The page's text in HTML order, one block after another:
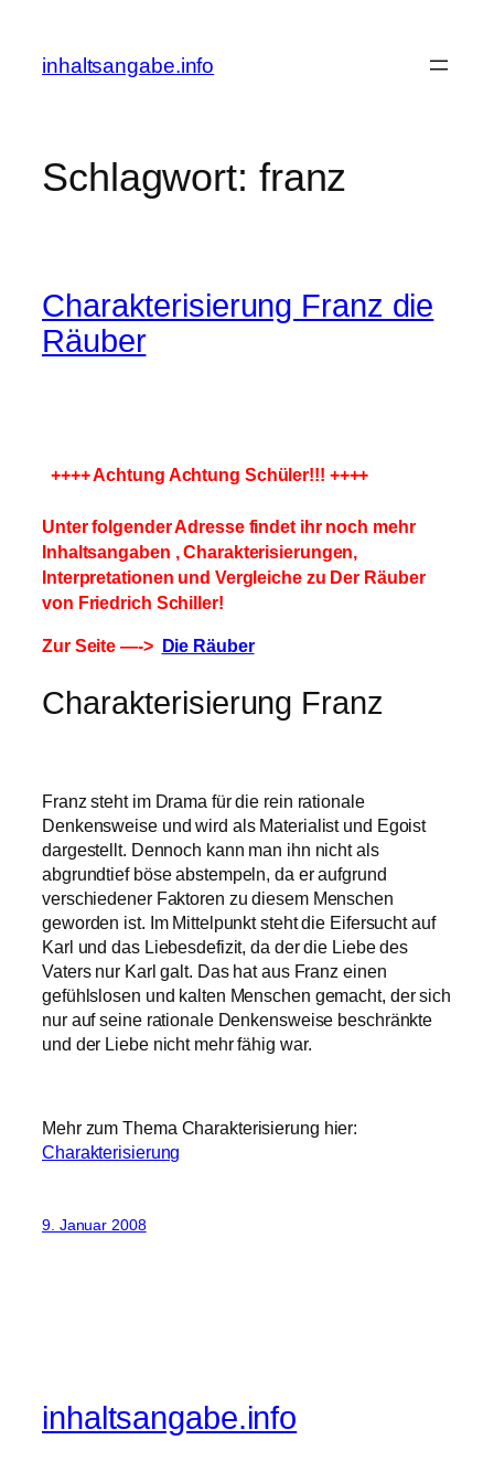
springen
inhaltsangabe.info
Schlagwort: franz
Charakterisierung Franz die
Räuber
++++ Achtung Achtung Schüler!!! ++++
Unter folgender Adresse findet ihr noch mehr
Inhaltsangaben , Charakterisierungen,
Interpretationen und Vergleiche zu Der Räuber
von Friedrich Schiller!
Zur Seite —-> Die Räuber
Charakterisierung Franz
Franz steht im Drama für die rein rationale
Denkensweise und wird als Materialist und Egoist
dargestellt. Dennoch kann man ihn nicht als
abgrundtief böse abstempeln, da er aufgrund
verschiedener Faktoren zu diesem Menschen
geworden ist. Im Mittelpunkt steht die Eifersucht auf
Karl und das Liebesdefizit, da der die Liebe des
Vaters nur Karl galt. Das hat aus Franz einen
gefühlslosen und kalten Menschen gemacht, der sich
nur auf seine rationale Denkensweise beschränkte
und der Liebe nicht mehr fähig war.
Mehr zum Thema Charakterisierung hier:
Charakterisierung
9. Januar 2008
inhaltsangabe.info